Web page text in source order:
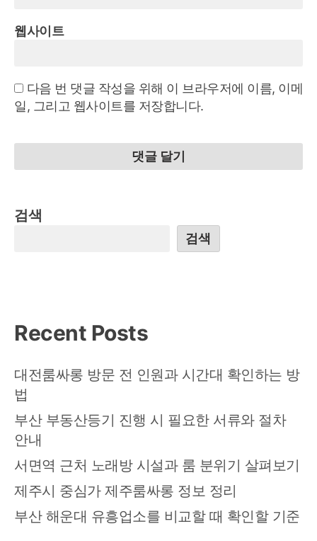
웹사이트
다음 번 댓글 작성을 위해 이 브라우저에 이름, 이메
일, 그리고 웹사이트를 저장합니다.
검색
검색
Recent Posts
대전룸싸롱 방문 전 인원과 시간대 확인하는 방
법
부산 부동산등기 진행 시 필요한 서류와 절차
안내
서면역 근처 노래방 시설과 룸 분위기 살펴보기
제주시 중심가 제주룸싸롱 정보 정리
부산 해운대 유흥업소를 비교할 때 확인할 기준